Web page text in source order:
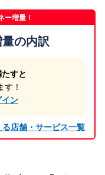
ー増量！
の内訳
すと
す！
イン
る店舗・サービス一覧